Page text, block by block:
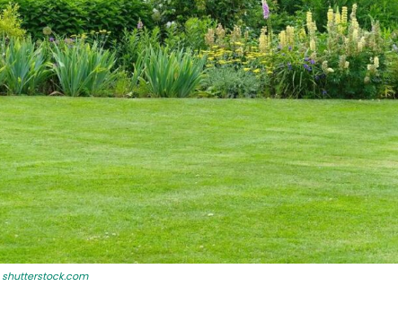
shutterstock.com